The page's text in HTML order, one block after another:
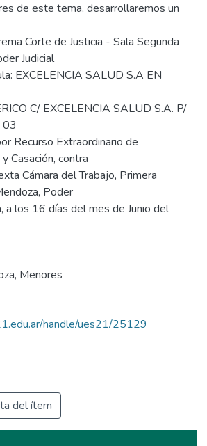
de este tema, desarrollaremos un
Corte de Justicia - Sala Segunda
Judicial
EXCELENCIA SALUD S.A EN
C/ EXCELENCIA SALUD S.A. P/
03
Recurso Extraordinario de
Casación, contra
Cámara del Trabajo, Primera
Poder
a los 16 días del mes de Junio del
, Menores
handle/ues21/25129
del ítem